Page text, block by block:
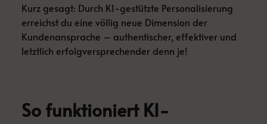
Kurz gesagt: Durch KI-gestützte Personalisierung
erreichst du eine völlig neue Dimension der
Kundenansprache – authentischer, effektiver und
letztlich erfolgversprechender denn je!
So funktioniert KI-